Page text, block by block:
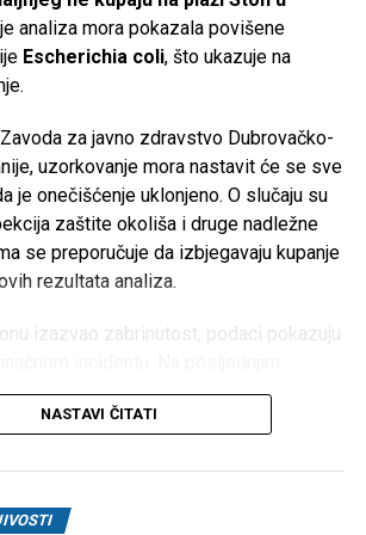
tradicije
u
izrazaVertrieb, Aufladung,
Akkumulatoren(prodaja, punjenje
akumulatora). Njene baterije koristio
Fridtjof Nansentokom polarnih
ima i tamnu stranu. Početkom
proizvođač AFA preuzima industrijalac
prisilni rad logoraša i ratnih
akumulatora širom okupirane
u izuzetno opasnim uslovima bez
analiza mora pokazala povišene
Escherichia coli, što ukazuje na
za javno zdravstvo Dubrovačko-
uzorkovanje mora nastavit će se sve
je onečišćenje uklonjeno. O slučaju su
zaštite okoliša i druge nadležne
se preporučuje da izbjegavaju kupanje
rezultata analiza.
izazvao zabrinutost, podaci pokazuju
kvaliteta mora na području
županije bila je vrlo dobra – od
, dok je plažaBilin žal u Lumbardi
zadovoljavajuće kvalitete, ali bez
NASTAVI ČITATI